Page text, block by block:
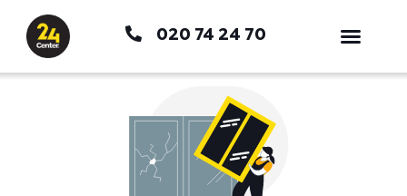
innehåll
020 74 24 70